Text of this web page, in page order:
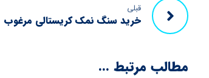
قبلی
خرید سنگ نمک کریستالی مرغوب
مطالب مرتبط ...